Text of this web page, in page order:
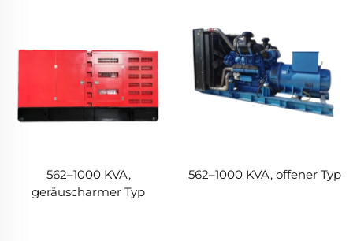
562–1000 KVA,
geräuscharmer Typ
562–1000 KVA, offener Typ